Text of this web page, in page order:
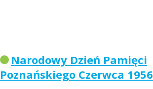
Narodowy Dzień Pamięci
Poznańskiego Czerwca 1956